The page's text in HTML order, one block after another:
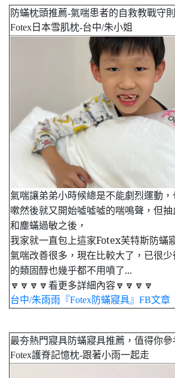
防蟎枕頭推薦-氣喘患者的自救教戰守則
Fotex日本雪肌枕-台中/朱小姐
氣喘讓弟弟小時候總是不能劇烈運動
嗽然後就又開始噓噓噓的喘鳴聲，但
和塵蟎過敏之後，
我家就一直包上這家Fotex芙特斯防蟎
氣喘改善很多，現在比較大了，已很
的類固醇也幾乎都不用噴了...
🔽🔽🔽🔽看更多詳細內容🔽🔽🔽🔽
台中/朱雨雨『Fotex防蟎寢具』FB文章
最夯熱門寢具防蟎寢具推薦，值得你參
Fotex護脊記憶枕-跟著小雨一起走